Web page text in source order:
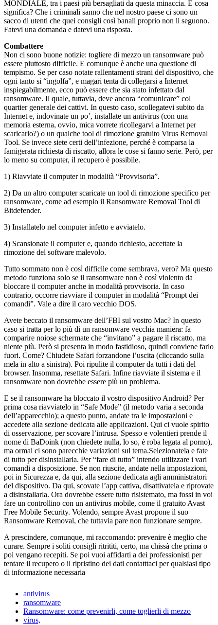
MONDIALE, tra i paesi più bersagliati da questa minaccia. E cosa
significa? Che i criminali sanno che nel nostro paese ci sono un
sacco di utenti che quei consigli così banali proprio non li seguono.
Fatevi una domanda e datevi una risposta.
Combattere
Non ci sono buone notizie: togliere di mezzo un ransomware può
essere piuttosto difficile. E comunque è anche una questione di
tempismo. Se per caso notate rallentamenti strani del dispositivo, che
ogni tanto si “ingolfa”, e magari tenta di collegarsi a Internet
inspiegabilmente, ecco può essere che sia stato infettato dal
ransomware. Il quale, tuttavia, deve ancora “comunicare” col
quartier generale dei cattivi. In questo caso, scollegatevi subito da
Internet e, indovinate un po’, installate un antivirus (con una
memoria esterna, ovvio, mica vorrete ricollegarvi a Internet per
scaricarlo?) o un qualche tool di rimozione gratuito Virus Removal
Tool. Se invece siete certi dell’infezione, perché è comparsa la
famigerata richiesta di riscatto, allora le cose si fanno serie. Però, per
lo meno su computer, il recupero è possibile.
1) Riavviate il computer in modalità “Provvisoria”.
2) Da un altro computer scaricate un tool di rimozione specifico per
ransomware, come ad esempio il Ransomware Removal Tool di
Bitdefender.
3) Installatelo nel computer infetto e avviatelo.
4) Scansionate il computer e, quando richiesto, accettate la
rimozione del software malevolo.
Tutto sommato non è così difficile come sembrava, vero? Ma questo
metodo funziona solo se il ransomware non è così violento da
bloccare il computer anche in modalità provvisoria. In caso
contrario, occorre riavviare il computer in modalità “Prompt dei
comandi”. Vale a dire il caro vecchio DOS.
Avete beccato il ransomware dell’FBI sul vostro Mac? In questo
caso si tratta per lo più di un ransomware vecchia maniera: fa
comparire noiose schermate che “invitano” a pagare il riscatto, ma
niente più. Però si presenta in modo fastidioso, quindi conviene farlo
fuori. Come? Chiudete Safari forzandone l’uscita (cliccando sulla
mela in alto a sinistra). Poi ripulite il computer da tutti i dati del
browser. Insomma, resettate Safari. Infine riavviate il sistema e il
ransomware non dovrebbe essere più un problema.
E se il ransomware ha bloccato il vostro dispositivo Android? Per
prima cosa riavviatelo in “Safe Mode” (il metodo varia a seconda
dell’apparecchio); a questo punto, andate tra le impostazioni e
accedete alla sezione dedicata alle applicazioni. Qui ci vuole spirito
di osservazione, per scovare l’intrusa. Spesso e volentieri prende il
nome di BaDoink (non chiedete nulla, lo so, è roba legata al porno),
ma ormai ci sono parecchie variazioni sul tema.Selezionatela e fate
di tutto per disinstallarla. Per “fare di tutto” intendo utilizzare i vari
comandi a disposizione. Se non riuscite, andate nella impostazioni,
poi in Sicurezza e, da qui, alla sezione dedicata agli amministratori
del dispositivo. Da qui, scovate l’app cattiva, disattivatela e riprovate
a disinstallarla. Ora dovrebbe essere tutto risistemato, ma fossi in voi
fare un controllino con un antivirus mobile, come il gratuito Avast
Free Mobile Security. Volendo, sempre Avast propone il suo
Ransomware Removal, che tuttavia pare non funzionare sempre.
A prescindere, comunque, mi raccomando: prevenire è meglio che
curare. Sempre i soliti consigli ritrititi, certo, ma chissà che prima o
poi vengano recepiti. Se poi vuoi affidarti a dei professionisti per
tentare il recupero o il ripristino dei dati contatttaci per qualsiasi tipo
di informazione necessaria
antivirus
ransomware
Ransomware: come prevenirli, come toglierli di mezzo
virus,